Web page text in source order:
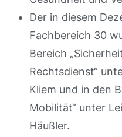
Der in diesem
Fachbereich 30
Bereich
Rechtsdienst“
Kliem und in den
Mobilität“ unter
Häußler.